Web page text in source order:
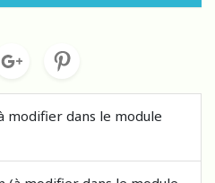
modifier dans le module